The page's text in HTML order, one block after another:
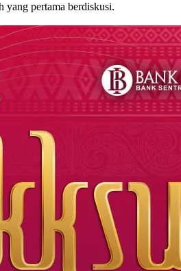
yang pertama berdiskusi.